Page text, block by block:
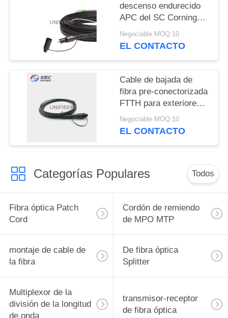
descenso endurecido
APC del SC Corning
Optitap los
50/100/150FT
Negociable MOQ:10
EL CONTACTO
Cable de bajada de
fibra pre-conectorizada
FTTH para exteriores
Huawei Mini SC a
SC/APC 5.0mm LSZH
Negociable MOQ:10
EL CONTACTO
Categorías Populares Todos
Fibra óptica Patch
Cord
Cordón de remiendo
de MPO MTP
montaje de cable de
la fibra
De fibra óptica
Splitter
Multiplexor de la
división de la longitud
de onda
transmisor-receptor
de fibra óptica